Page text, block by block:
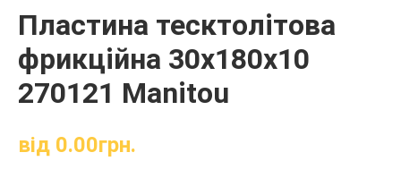
Пластина тесктолітова
фрикційна 30x180x10
270121 Manitou
від 0.00грн.